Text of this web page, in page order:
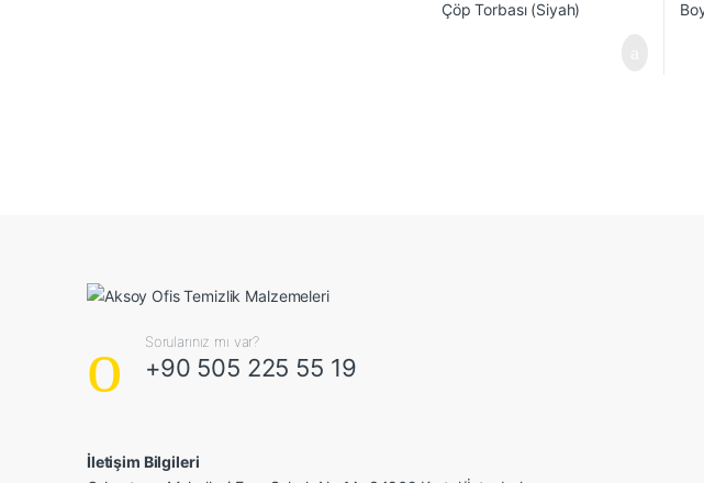
Sorularınız mı var?
+90 505 225 55 19
İletişim Bilgileri